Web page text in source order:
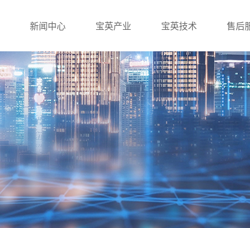
新闻中心 宝英产业 宝英技术 售后